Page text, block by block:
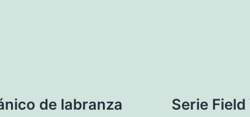
de labranza
Serie